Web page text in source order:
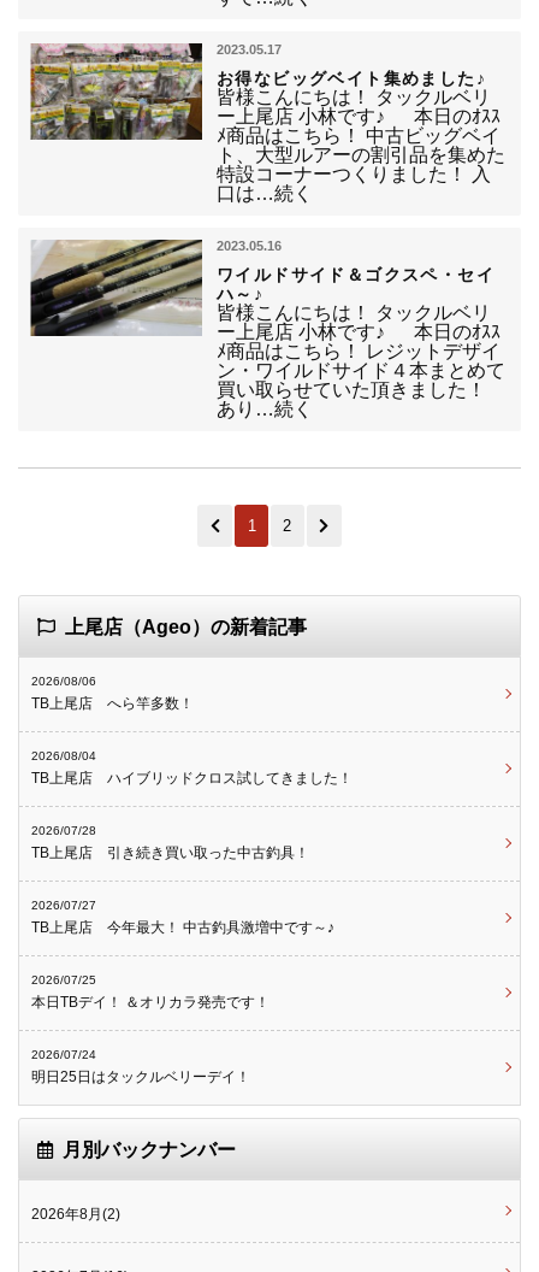
2023.05.17
お得なビッグベイト集めました♪
皆様こんにちは！ タックルベリ
ー上尾店 小林です♪ 本日のｵｽｽ
ﾒ商品はこちら！ 中古ビッグベイ
ト、大型ルアーの割引品を集めた
特設コーナーつくりました！ 入
口は…続く
2023.05.16
ワイルドサイド＆ゴクスペ・セイ
ハ～♪
皆様こんにちは！ タックルベリ
ー上尾店 小林です♪ 本日のｵｽｽ
ﾒ商品はこちら！ レジットデザイ
ン・ワイルドサイド４本まとめて
買い取らせていた頂きました！
あり…続く
1 2
上尾店（Ageo）の新着記事
2026/08/06
TB上尾店 へら竿多数！
2026/08/04
TB上尾店 ハイブリッドクロス試してきました！
2026/07/28
TB上尾店 引き続き買い取った中古釣具！
2026/07/27
TB上尾店 今年最大！ 中古釣具激増中です～♪
2026/07/25
本日TBデイ！ ＆オリカラ発売です！
2026/07/24
明日25日はタックルベリーデイ！
月別バックナンバー
2026年8月(2)